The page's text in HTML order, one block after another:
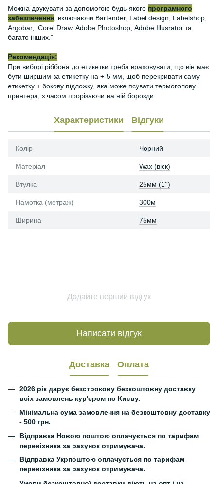
Можна друкувати за допомогою будь-якого програмного
забезпечення , включаючи Bartender, Label design, Labelshop,
Argobar, Corel Draw, Adobe Photoshop, Adobe Illusrator та
багато інших."
Рекомендація:
При виборі ріббона до етикетки треба враховувати, що він має
бути ширшим за етикетку на +-5 мм, щоб перекривати саму
етикетку + бокову підложку, яка може псувати термоголову
принтера, з часом прорізаючи на ній борозди.
Характеристики Відгуки
Колір Чорний
Матеріал Wax (віск)
Втулка 25мм (1'')
Намотка (метраж) 300м
Ширина 75мм
Додайте перший відгук
Написати відгук
Доставка Оплата
2026 рік дарує безстрокову безкоштовну доставку
всіх замовлень кур'єром по Києву.
Мінімальна сума замовлення на безкоштовну доставку
- 500 грн.
Відправка Новою поштою оплачується по тарифам
перевізника за рахунок отримувача.
Відправка Укрпоштою оплачується по тарифам
перевізника за рахунок отримувача.